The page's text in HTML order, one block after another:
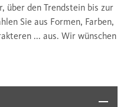
über den Trendstein bis zur
Sie aus Formen, Farben,
... aus. Wir wünschen